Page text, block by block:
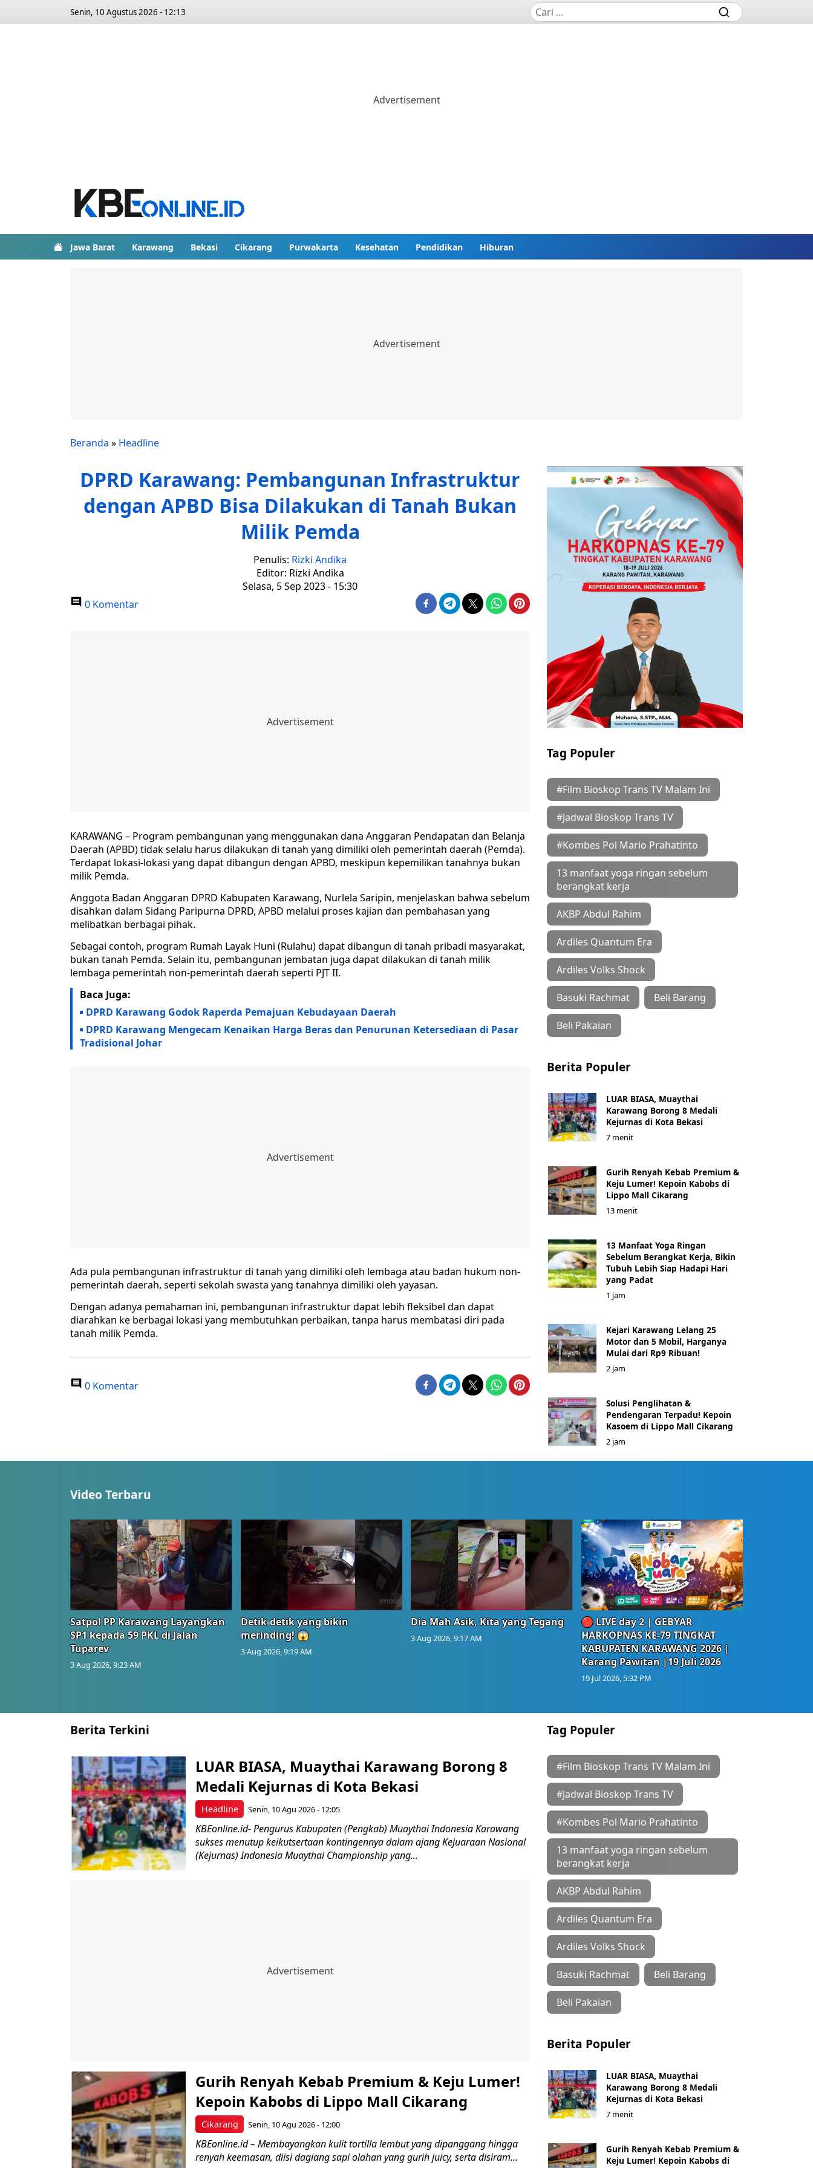
Senin, 10 Agustus 2026 - 12:13
Jawa Barat Karawang Bekasi Cikarang Purwakarta Kesehatan Pendidikan Hiburan
Beranda » Headline
DPRD Karawang: Pembangunan Infrastruktur
dengan APBD Bisa Dilakukan di Tanah Bukan
Milik Pemda
Penulis: Rizki Andika
Editor: Rizki Andika
Selasa, 5 Sep 2023 - 15:30
0 Komentar
KARAWANG – Program pembangunan yang menggunakan dana Anggaran Pendapatan dan Belanja
Daerah (APBD) tidak selalu harus dilakukan di tanah yang dimiliki oleh pemerintah daerah (Pemda).
Terdapat lokasi-lokasi yang dapat dibangun dengan APBD, meskipun kepemilikan tanahnya bukan
milik Pemda.
Anggota Badan Anggaran DPRD Kabupaten Karawang, Nurlela Saripin, menjelaskan bahwa sebelum
disahkan dalam Sidang Paripurna DPRD, APBD melalui proses kajian dan pembahasan yang
melibatkan berbagai pihak.
Sebagai contoh, program Rumah Layak Huni (Rulahu) dapat dibangun di tanah pribadi masyarakat,
bukan tanah Pemda. Selain itu, pembangunan jembatan juga dapat dilakukan di tanah milik
lembaga pemerintah non-pemerintah daerah seperti PJT II.
Baca Juga:
DPRD Karawang Godok Raperda Pemajuan Kebudayaan Daerah
DPRD Karawang Mengecam Kenaikan Harga Beras dan Penurunan Ketersediaan di Pasar
Tradisional Johar
Ada pula pembangunan infrastruktur di tanah yang dimiliki oleh lembaga atau badan hukum non-
pemerintah daerah, seperti sekolah swasta yang tanahnya dimiliki oleh yayasan.
Dengan adanya pemahaman ini, pembangunan infrastruktur dapat lebih fleksibel dan dapat
diarahkan ke berbagai lokasi yang membutuhkan perbaikan, tanpa harus membatasi diri pada
tanah milik Pemda.
0 Komentar
Tag Populer
#Film Bioskop Trans TV Malam Ini
#Jadwal Bioskop Trans TV
#Kombes Pol Mario Prahatinto
13 manfaat yoga ringan sebelum
berangkat kerja
AKBP Abdul Rahim
Ardiles Quantum Era
Ardiles Volks Shock
Basuki Rachmat Beli Barang
Beli Pakaian
Berita Populer
LUAR BIASA, Muaythai
Karawang Borong 8 Medali
Kejurnas di Kota Bekasi
7 menit
Gurih Renyah Kebab Premium &
Keju Lumer! Kepoin Kabobs di
Lippo Mall Cikarang
13 menit
13 Manfaat Yoga Ringan
Sebelum Berangkat Kerja, Bikin
Tubuh Lebih Siap Hadapi Hari
yang Padat
1 jam
Kejari Karawang Lelang 25
Motor dan 5 Mobil, Harganya
Mulai dari Rp9 Ribuan!
2 jam
Solusi Penglihatan &
Pendengaran Terpadu! Kepoin
Kasoem di Lippo Mall Cikarang
2 jam
Video Terbaru
Satpol PP Karawang Layangkan
SP1 kepada 59 PKL di Jalan
Tuparev
3 Aug 2026, 9:23 AM
Detik-detik yang bikin
merinding! 😱
3 Aug 2026, 9:19 AM
Dia Mah Asik, Kita yang Tegang
3 Aug 2026, 9:17 AM
🔴 LIVE day 2 | GEBYAR
HARKOPNAS KE-79 TINGKAT
KABUPATEN KARAWANG 2026 |
Karang Pawitan |19 Juli 2026
19 Jul 2026, 5:32 PM
Berita Terkini
Headline
LUAR BIASA, Muaythai Karawang Borong 8
Medali Kejurnas di Kota Bekasi
Senin, 10 Agu 2026 - 12:05
KBEonline.id- Pengurus Kabupaten (Pengkab) Muaythai Indonesia Karawang
sukses menutup keikutsertaan kontingennya dalam ajang Kejuaraan Nasional
(Kejurnas) Indonesia Muaythai Championship yang...
Cikarang
Gurih Renyah Kebab Premium & Keju Lumer!
Kepoin Kabobs di Lippo Mall Cikarang
Senin, 10 Agu 2026 - 12:00
KBEonline.id – Membayangkan kulit tortilla lembut yang dipanggang hingga
renyah keemasan, diisi dagiang sapi olahan yang gurih juicy, serta disiram...
Tag Populer
#Film Bioskop Trans TV Malam Ini
#Jadwal Bioskop Trans TV
#Kombes Pol Mario Prahatinto
13 manfaat yoga ringan sebelum
berangkat kerja
AKBP Abdul Rahim
Ardiles Quantum Era
Ardiles Volks Shock
Basuki Rachmat Beli Barang
Beli Pakaian
Berita Populer
LUAR BIASA, Muaythai
Karawang Borong 8 Medali
Kejurnas di Kota Bekasi
7 menit
Gurih Renyah Kebab Premium &
Keju Lumer! Kepoin Kabobs di